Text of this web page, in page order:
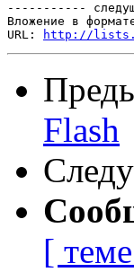
-----------
Вложение в
URL:
http://
Flash
[